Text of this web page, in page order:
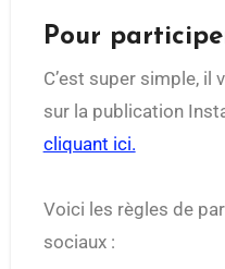
Pour
C’est super simple, il vous suffit de vous rendre
sur la publication
cliquant ici.
Voici les règles de
sociaux :